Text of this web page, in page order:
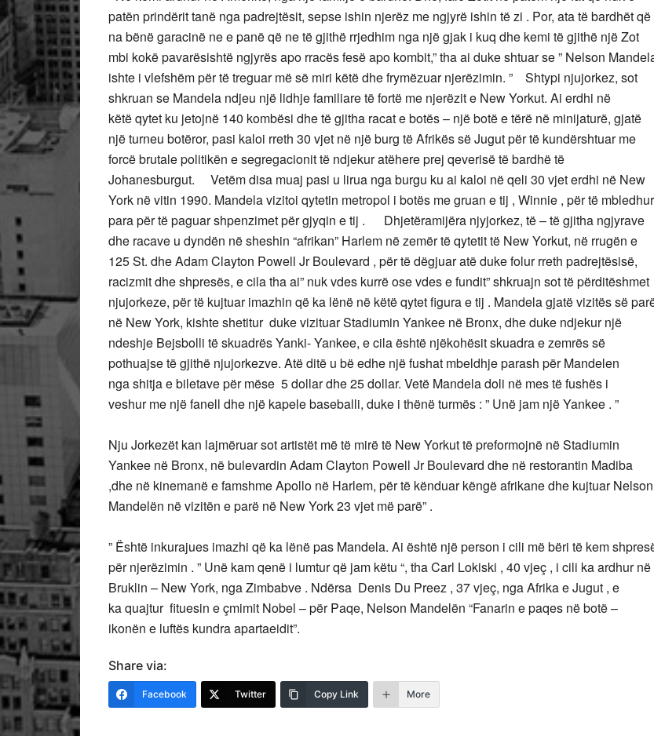
patën prindërit tanë nga padrejtësit, sepse ishin njerëz me ngjyrë ishin të zi . Por, ata të bardhët që
na bënë garacinë ne e panë që ne të gjithë rrjedhim nga një gjak i kuq dhe kemi të gjithë një Zot
mbi kokë pavarësishtë ngjyrës apo rracës fesë apo kombit,” tha ai duke shtuar se ” Nelson
ishte i vlefshëm për të treguar më së miri këtë dhe frymëzuar njerëzimin. ” Shtypi njujorkez, sot
shkruan se Mandela ndjeu një lidhje familiare të fortë me njerëzit e New Yorkut. Ai erdhi në
këtë qytet ku jetojnë 140 kombësi dhe të gjitha racat e botës – një botë e tërë në minijaturë, gjatë
një turneu botëror, pasi kaloi rreth 30 vjet në një burg të Afrikës së Jugut për të kundërshtuar me
forcë brutale politikën e segregacionit të ndjekur atëhere prej qeverisë të bardhë të
Johanesburgut. Vetëm disa muaj pasi u lirua nga burgu ku ai kaloi në qeli 30 vjet erdhi në New
York në vitin 1990. Mandela vizitoi qytetin metropol i botës me gruan e tij , Winnie , për të mbledhur
para për të paguar shpenzimet për gjyqin e tij . Dhjetëramijëra njyjorkez, të – të gjitha ngjyrave
dhe racave u dyndën në sheshin “afrikan” Harlem në zemër të qytetit të New Yorkut, në rrugën e
125 St. dhe Adam Clayton Powell Jr Boulevard , për të dëgjuar atë duke folur rreth padrejtësisë,
racizmit dhe shpresës, e cila tha ai” nuk vdes kurrë ose vdes e fundit” shkruajn sot të përditëshmet
njujorkeze, për të kujtuar imazhin që ka lënë në këtë qytet figura e tij . Mandela gjatë vizitës së
në New York, kishte shetitur duke vizituar Stadiumin Yankee në Bronx, dhe duke ndjekur një
ndeshje Bejsbolli të skuadrës Yanki- Yankee, e cila është njëkohësit skuadra e zemrës së
pothuajse të gjithë njujorkezve. Atë ditë u bë edhe një fushat mbeldhje parash për Mandelen
nga shitja e biletave për mëse 5 dollar dhe 25 dollar. Vetë Mandela doli në mes të fushës i
veshur me një fanell dhe një kapele baseballi, duke i thënë turmës : ” Unë jam një Yankee . ”
Nju Jorkezët kan lajmëruar sot artistët më të mirë të New Yorkut të preformojnë në Stadiumin
Yankee në Bronx, në bulevardin Adam Clayton Powell Jr Boulevard dhe në restorantin Madiba
,dhe në kinemanë e famshme Apollo në Harlem, për të kënduar këngë afrikane dhe kujtuar Nelson
Mandelën në vizitën e parë në New York 23 vjet më parë” .
” Është inkurajues imazhi që ka lënë pas Mandela. Ai është një person i cili më bëri të kem
për njerëzimin . ” Unë kam qenë i lumtur që jam këtu “, tha Carl Lokiski , 40 vjeç , i cili ka ardhur në
Bruklin – New York, nga Zimbabve . Ndërsa Denis Du Preez , 37 vjeç, nga Afrika e Jugut , e
ka quajtur fituesin e çmimit Nobel – për Paqe, Nelson Mandelën “Fanarin e paqes në botë –
ikonën e luftës kundra apartaeidit”.
Share via:
Facebook Twitter Copy Link More